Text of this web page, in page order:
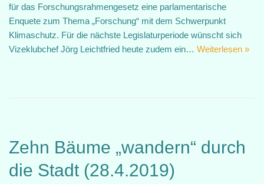
für das Forschungsrahmengesetz eine parlamentarische
Enquete zum Thema „Forschung“ mit dem Schwerpunkt
Klimaschutz. Für die nächste Legislaturperiode wünscht sich
Vizeklubchef Jörg Leichtfried heute zudem ein… Weiterlesen »
Zehn Bäume „wandern“ durch
die Stadt (28.4.2019)